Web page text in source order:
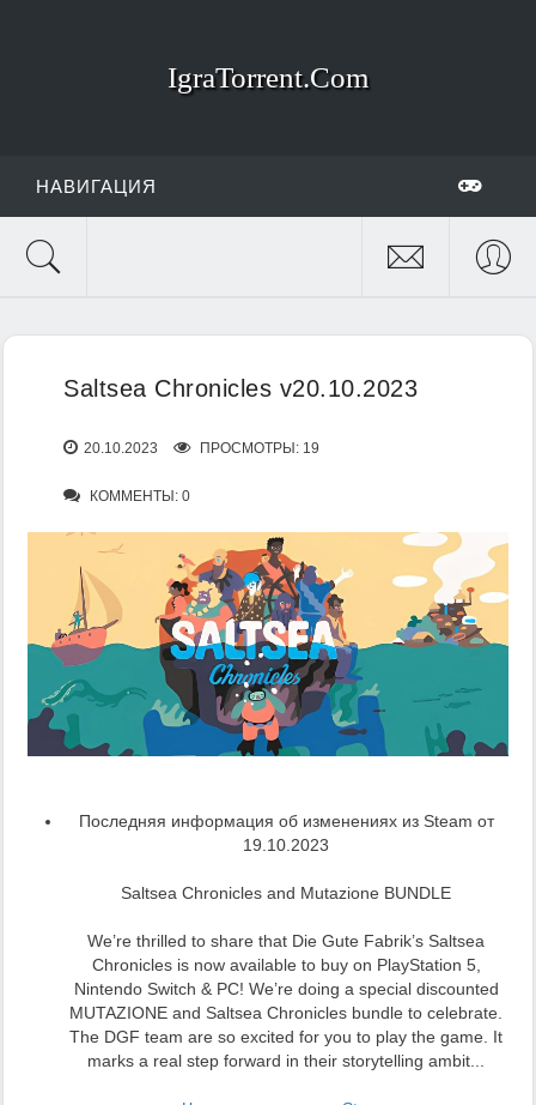
IgraTorrent.Com
НАВИГАЦИЯ
Saltsea Chronicles v20.10.2023
20.10.2023 ПРОСМОТРЫ: 19
КОММЕНТЫ: 0
Последняя информация об изменениях из Steam от
19.10.2023
Saltsea Chronicles and Mutazione BUNDLE
We’re thrilled to share that Die Gute Fabrik’s Saltsea
Chronicles is now available to buy on PlayStation 5,
Nintendo Switch & PC! We’re doing a special discounted
MUTAZIONE and Saltsea Chronicles bundle to celebrate.
The DGF team are so excited for you to play the game. It
marks a real step forward in their storytelling ambit...